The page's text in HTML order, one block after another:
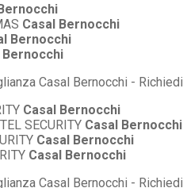
Casal Bernocchi
Bernocchi
Bernocchi
Casal Bernocchi
SECURITY Casal Bernocchi
Casal Bernocchi
Casal Bernocchi